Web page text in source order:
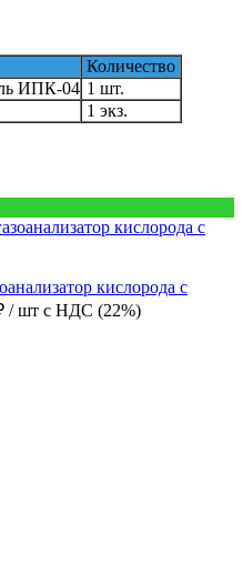
Количество
ИПК-04 1 шт.
1 экз.
кислорода с
/ шт с НДС (22%)